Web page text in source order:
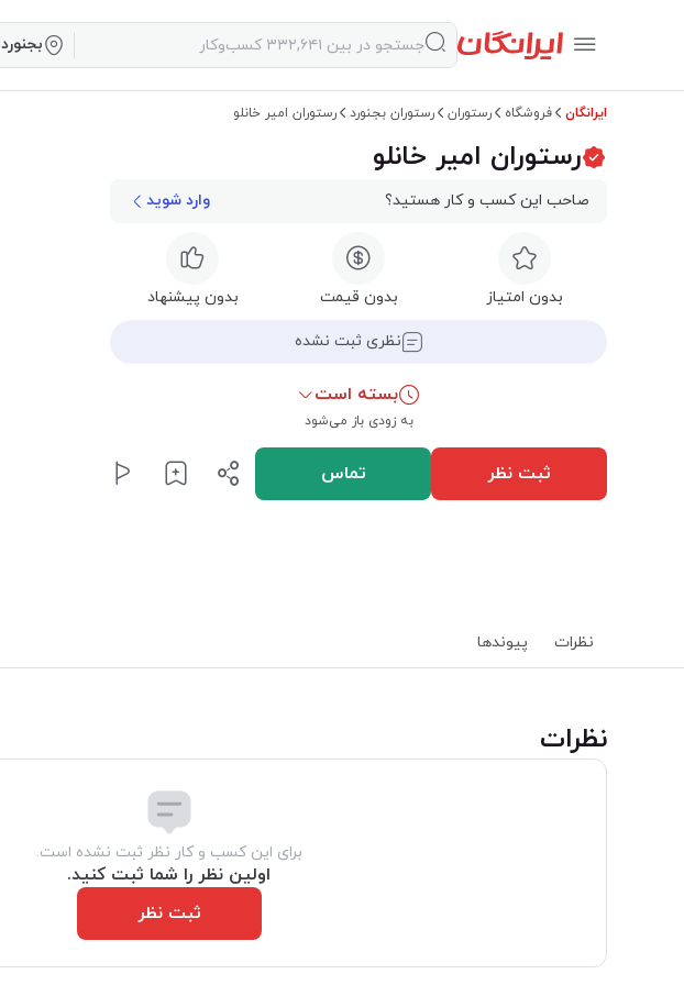
بجنورد
ایرانگان فروشگاه رستوران رستوران بجنورد رستوران امیر خانلو
رستوران امیر خانلو
صاحب این کسب و کار هستید؟ وارد شوید
بدون امتیاز بدون قیمت بدون پیشنهاد
نظری ثبت نشده
بسته است
به زودی باز می‌شود
ثبت نظر تماس
نظرات پیوند‌ها
‌نظرات
برای این کسب و کار نظر ثبت نشده است.
اولین نظر را شما ثبت کنید.
ثبت نظر